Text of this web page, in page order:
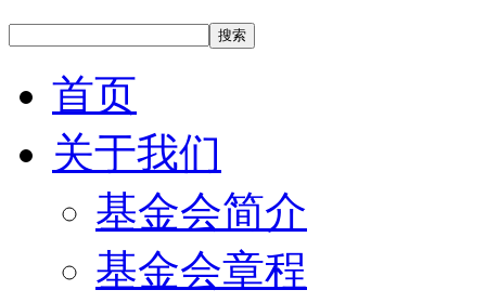
搜索
首页
关于我们
基金会简介
基金会章程